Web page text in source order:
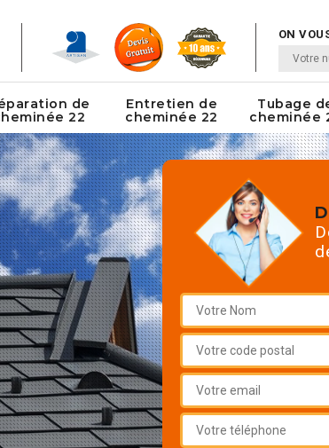
ON
de
22
Entretien de
cheminée 22
Tubage
cheminée